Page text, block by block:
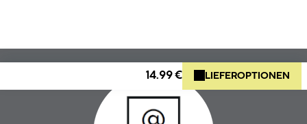
14.99 € LIEFEROPTIONEN